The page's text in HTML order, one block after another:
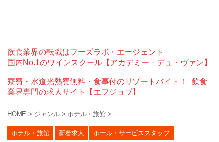
飲食業界の転職はフーズラボ・エージェント
国内No.1のワインスクール【アカデミー・デュ・ヴァン】
寮費・水道光熱費無料・食事付のリゾートバイト！
飲食
業界専門の求人サイト【エフジョブ】
HOME > ジャンル > ホテル・旅館 >
ホテル・旅館 新着求人 ホール・サービススタッフ